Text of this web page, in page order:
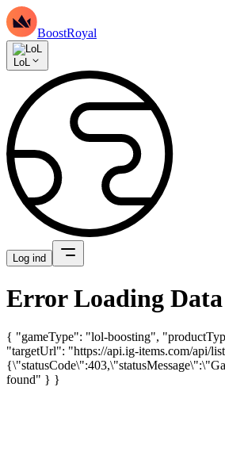
BoostRoyal
LoL
Log ind
Error Loading Data
{ "gameType": "lol-boosting",
"targetUrl": "https://api.ig-items.com/api/
found" } }